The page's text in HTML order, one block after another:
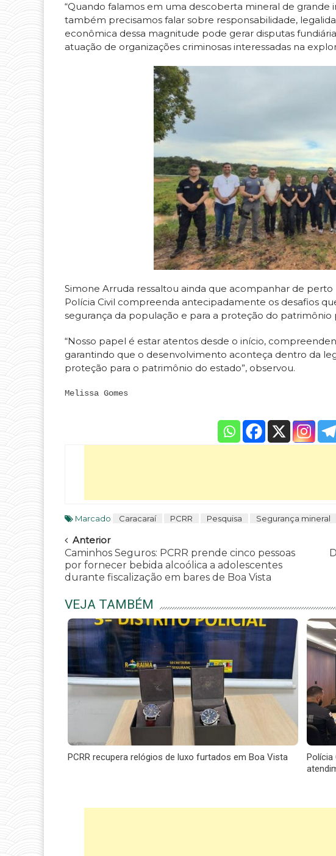
“Quando falamos em uma descoberta mineral de grande
também precisamos falar sobre responsabilidade,
econômica dessa magnitude pode gerar disputas
atuação de organizações criminosas interessadas na
Simone Arruda ressaltou ainda que acompanhar de
Polícia Civil compreenda antecipadamente os desafios
segurança da população e para a proteção do
“Nosso papel é estar atentos desde o início,
garantindo que o desenvolvimento aconteça dentro da
proteção para o patrimônio do estado”, observou.
Melissa Gomes
Marcado Caracaraí PCRR Pesquisa Segurança mineral
Navegar
Anterior
Caminhos Seguros: PCRR prende cinco pessoas
por fornecer bebida alcoólica a adolescentes
durante fiscalização em bares de Boa Vista
VEJA TAMBÉM
PCRR recupera relógios de luxo furtados em Boa Vista
Polícia